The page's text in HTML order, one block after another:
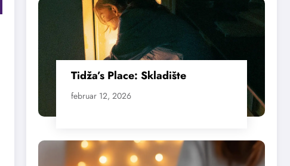
Tidža’s Place: Skladište
februar 12, 2026